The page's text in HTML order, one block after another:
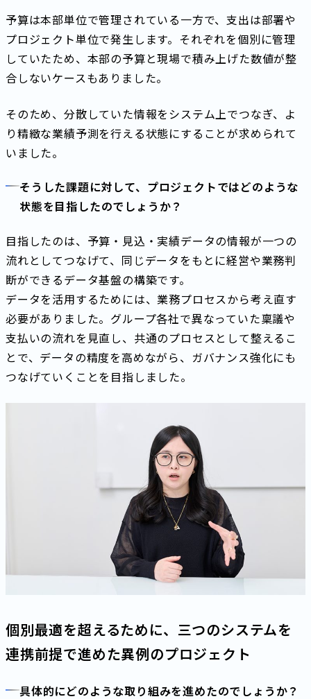
予算は本部単位で管理されている一方で、支出は部署や
プロジェクト単位で発生します。それぞれを個別に管理
していたため、本部の予算と現場で積み上げた数値が整
合しないケースもありました。
そのため、分散していた情報をシステム上でつなぎ、よ
り精緻な業績予測を行える状態にすることが求められて
いました。
そうした課題に対して、プロジェクトではどのような
状態を目指したのでしょうか？
目指したのは、予算・見込・実績データの情報が一つの
流れとしてつなげて、同じデータをもとに経営や業務判
断ができるデータ基盤の構築です。
データを活用するためには、業務プロセスから考え直す
必要がありました。グループ各社で異なっていた稟議や
支払いの流れを見直し、共通のプロセスとして整えるこ
とで、データの精度を高めながら、ガバナンス強化にも
つなげていくことを目指しました。
個別最適を超えるために、三つのシステムを
連携前提で進めた異例のプロジェクト
具体的にどのような取り組みを進めたのでしょうか？